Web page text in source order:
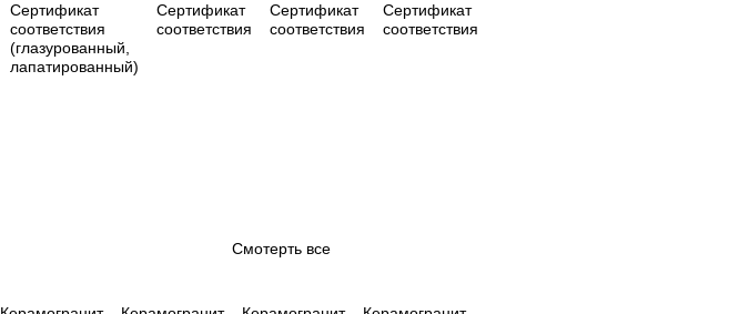
Сертификат
соответствия
(глазурованный,
лапатированный)
Сертификат
соответствия
Сертификат
соответствия
Сертификат
соответствия
Смотерть все